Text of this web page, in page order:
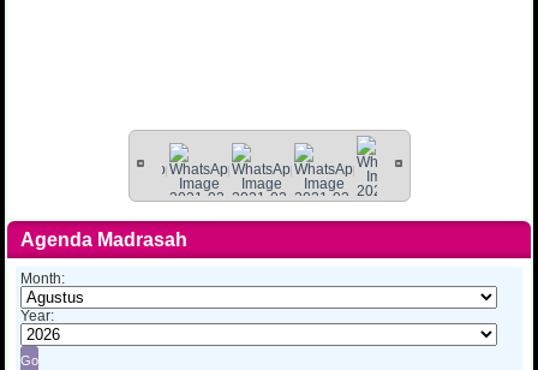
Agenda Madrasah
Month:
Year: